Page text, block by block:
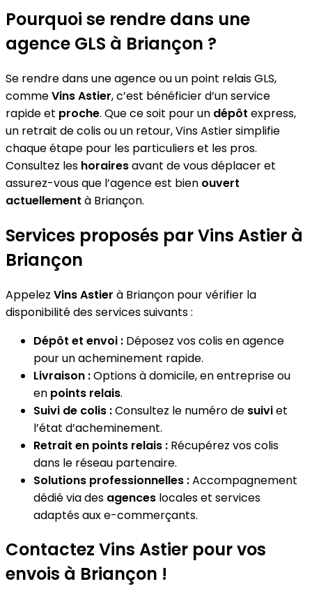
Pourquoi se rendre dans une
agence GLS à Briançon ?
Se rendre dans une agence ou un point relais GLS,
commeVins Astier, c’est bénéficier d’un service
rapide et proche. Que ce soit pour un dépôt express,
un retrait de colis ou un retour, Vins Astier simplifie
chaque étape pour les particuliers et les pros.
Consultez les horairesavant de vous déplacer et
assurez-vous que l’agence est bien ouvert
actuellement à Briançon.
Services proposés par Vins Astier à
Briançon
Appelez Vins Astier à Briançon pour vérifier la
disponibilité des services suivants :
Dépôt et envoi : Déposez vos colis en agence
pour un acheminement rapide.
Livraison :Options à domicile, en entreprise ou
en points relais.
Suivi de colis :Consultez le numéro de suiviet
l’état d’acheminement.
Retrait en points relais : Récupérez vos colis
dans le réseau partenaire.
Solutions professionnelles :Accompagnement
dédié via des agences locales et services
adaptés aux e-commerçants.
Contactez Vins Astier pour vos
envois à Briançon !